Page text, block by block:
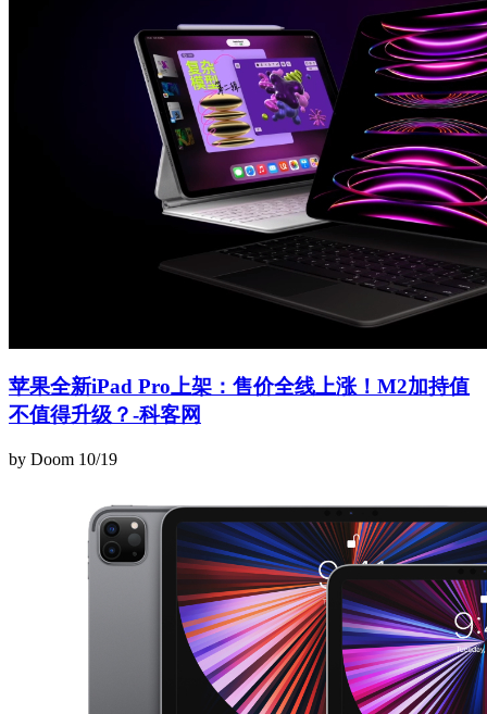
苹果全新iPad Pro上架：售价全线上涨！M2加持值
不值得升级？-科客网
by Doom 10/19